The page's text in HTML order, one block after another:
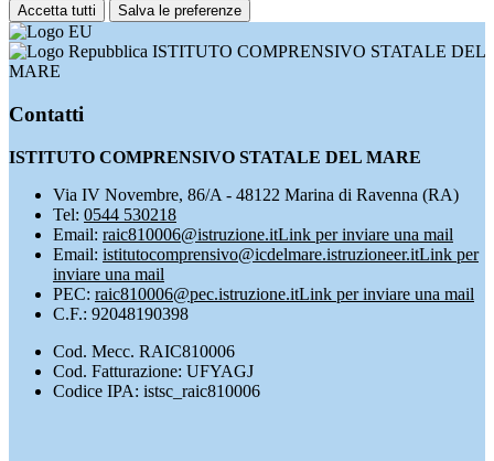
Accetta tutti Salva le preferenze
ISTITUTO COMPRENSIVO STATALE DEL
MARE
Contatti
ISTITUTO COMPRENSIVO STATALE DEL MARE
Via IV Novembre, 86/A - 48122 Marina di Ravenna (RA)
Tel: 0544 530218
Email: raic810006@istruzione.itLink per inviare una mail
Email: istitutocomprensivo@icdelmare.istruzioneer.itLink per
inviare una mail
PEC: raic810006@pec.istruzione.itLink per inviare una mail
C.F.: 92048190398
Cod. Mecc. RAIC810006
Cod. Fatturazione: UFYAGJ
Codice IPA: istsc_raic810006